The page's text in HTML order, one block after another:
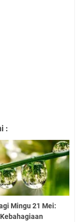
:
Mingu 21 Mei: